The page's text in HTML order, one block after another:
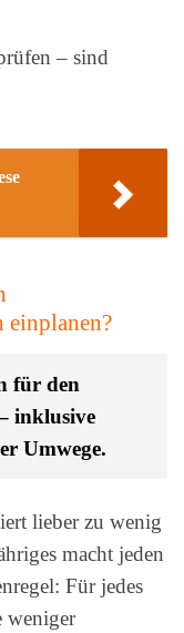
– sind
einplanen?
für den
inklusive
Umwege.
lieber zu wenig
macht jeden
Für jedes
weniger